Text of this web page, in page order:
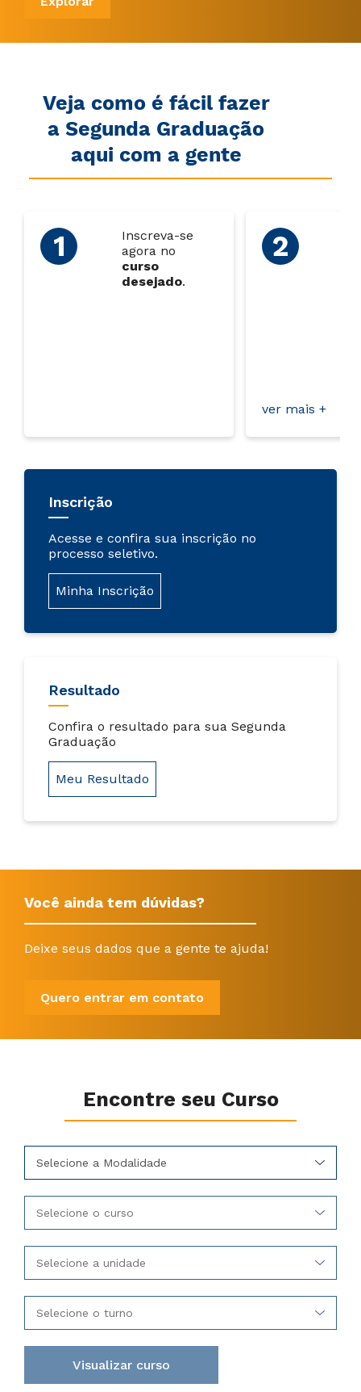
Veja como é fácil fazer
a Segunda Graduação
aqui com a gente
Inscreva-se
agora no
curso
desejado.
ver mais +
Inscrição
Acesse e confira sua inscrição no
processo seletivo.
Minha Inscrição
Resultado
Confira o resultado para sua Segunda
Graduação
Meu Resultado
Você ainda tem dúvidas?
Deixe seus dados que a gente te ajuda!
Quero entrar em contato
Encontre seu Curso
Selecione a Modalidade
Selecione o curso
Selecione a unidade
Selecione o turno
Visualizar curso